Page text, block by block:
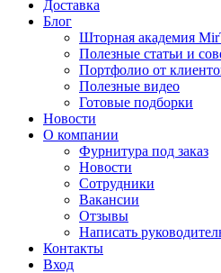
Доставка
Блог
Шторная академия
Полезные статьи и
Портфолио от
Полезные видео
Готовые подборки
Новости
О компании
Фурнитура под заказ
Новости
Сотрудники
Вакансии
Отзывы
Написать
Контакты
Вход